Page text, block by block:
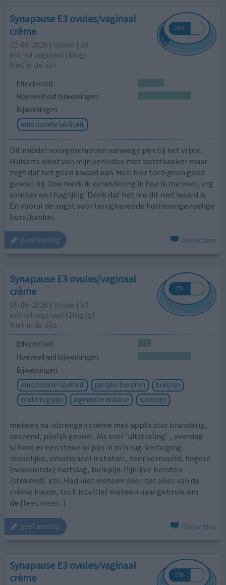
Synapause E3 ovules/vaginaal
crème
22-06-2026 | Vrouw | 59
estriol vaginaal (1mg)
Niet in de lijst
Effectiviteit
Hoeveelheid bijwerkingen
Bijwerkingen
emotionele labiliteit
Dit middel voorgeschreven vanwege pijn bij het vrijen.
Huisarts weet van mijn verleden met borstkanker maar
zegt dat het geen kwaad kan. Heb hier toch geen goed
gevoel bij. Ook merk ik verandering in hoe ik me voel, erg
somber en chagrijnig. Denk dat het me dit niet waard is.
En vooral de angst voor terugkerende hormoongevoelige
borstkanker.
geef mening 0 reacties
Synapause E3 ovules/vaginaal
crème
05-06-2026 | Vrouw | 53
estriol vaginaal (1mg/g)
Niet in de lijst
Effectiviteit
Hoeveelheid bijwerkingen
Bijwerkingen
emotionele labiliteit
pijnlijke borsten
buikpijn
onderrug pijn
algemene malaise spierpijn
meteen na inbrengen crème met applicator branderig,
zeurend, pijnlijk gevoel. Als snel 'uitstraling' , overdag
schoot er een stekend pijn in m'n rug. Verhoging.
misselijke, emotioneel instabiel, zeer vermoeid, hogere
(wisselende) hartslag, buikpijn. Pijnlijke borsten
(stekend). etc. Had niet meteen door dat alles van de
crème kwam, toch intuïtief meteen naar gebruik om
de [lees meer...]
geef mening 0 reacties
Synapause E3 ovules/vaginaal
crème